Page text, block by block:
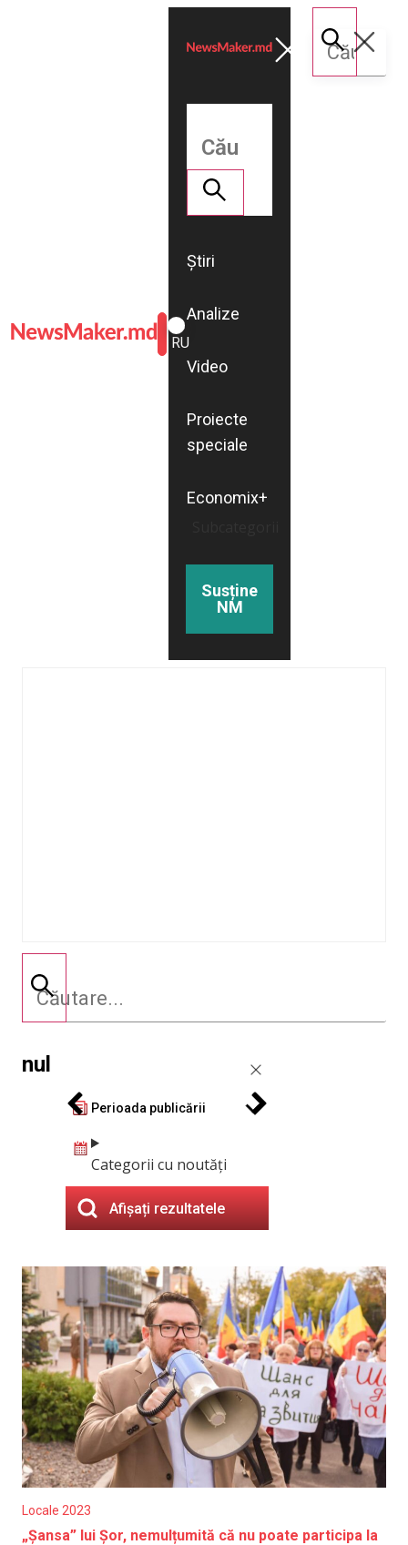
ROMÂNĂ
RU
Știri
Analize
Video
Proiecte
speciale
Economix+
Susține
NM
nul
Perioada publicării
Categorii cu noutăți
Afișați rezultatele
Locale 2023
„Șansa” lui Șor, nemulțumită că nu poate participa la